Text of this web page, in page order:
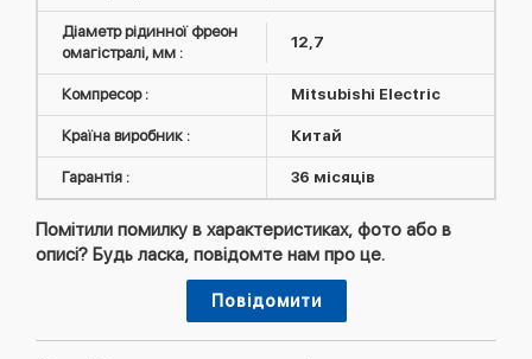
Діаметр рідинної фреон
омагістралі, мм :
12,7
Компресор : Mitsubishi Electric
Країна виробник : Китай
Гарантія : 36 місяців
Помітили помилку в характеристиках, фото або в
описі? Будь ласка, повідомте нам про це.
Повідомити